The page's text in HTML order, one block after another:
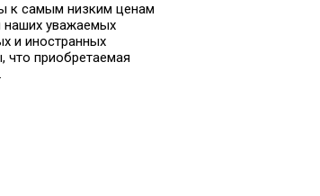
к самым низким ценам
наших уважаемых
и иностранных
что приобретаемая